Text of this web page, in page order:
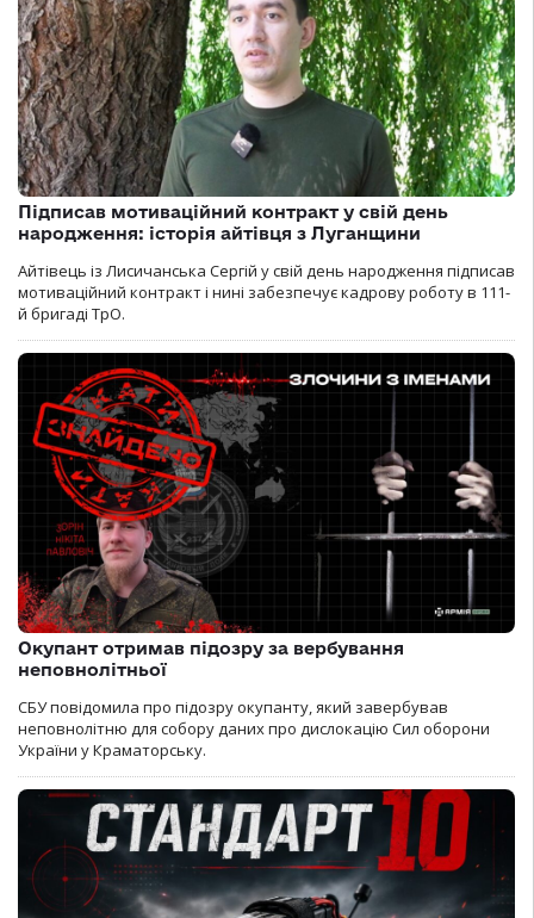
Підписав мотиваційний контракт у свій день
народження: історія айтівця з Луганщини
Айтівець із Лисичанська Сергій у свій день народження підписав
мотиваційний контракт і нині забезпечує кадрову роботу в 111-
й бригаді ТрО.
Окупант отримав підозру за вербування
неповнолітньої
СБУ повідомила про підозру окупанту, який завербував
неповнолітню для собору даних про дислокацію Сил оборони
України у Краматорську.